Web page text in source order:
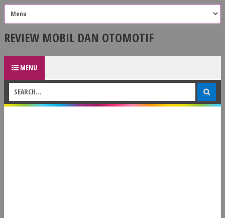
REVIEW MOBIL DAN OTOMOTIF
MENU